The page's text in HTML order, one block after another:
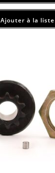
Ajouter à la liste